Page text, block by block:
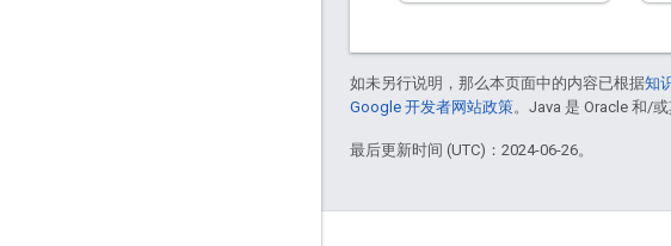
如未另行说明，那么本页面中的内容已根据知
Google 开发者网站政策。Java 是 Oracle 和/
最后更新时间 (UTC)：2024-06-26。